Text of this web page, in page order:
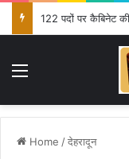
122 पदों पर कैबिनेट
Menu
Home /देहरादून